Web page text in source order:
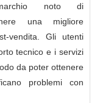
noto di
una migliore
vendita. Gli utenti
tecnico e i servizi
da poter ottenere
problemi con